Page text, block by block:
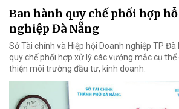
Ban hành quy chế phối hợp
nghiệp Đà Nẵng
Sở Tài chính và Hiệp hội Doanh nghiệp TP
quy chế phối hợp xử lý các vướng mắc cụ thể
thiện môi trường đầu tư, kinh doanh.